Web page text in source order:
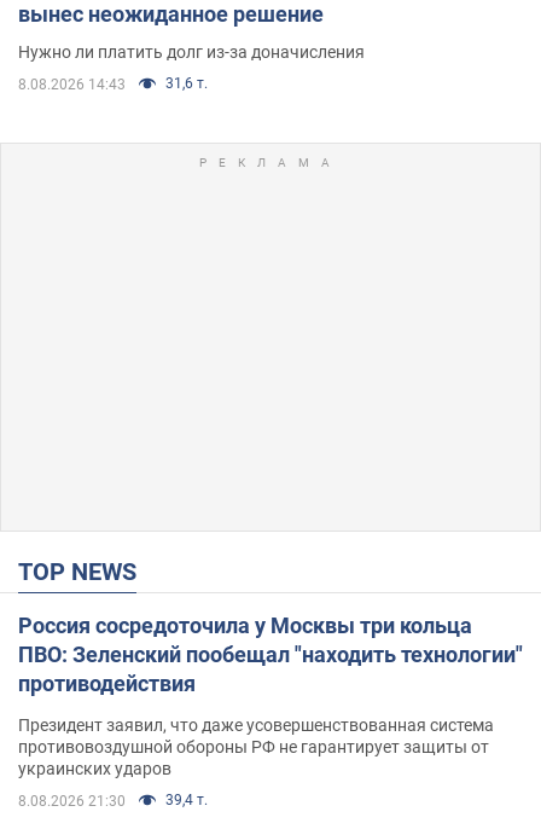
вынес неожиданное решение
Нужно ли платить долг из-за доначисления
8.08.2026 14:43 31,6 т.
TOP NEWS
Россия сосредоточила у Москвы три кольца
ПВО: Зеленский пообещал "находить технологии"
противодействия
Президент заявил, что даже усовершенствованная система
противовоздушной обороны РФ не гарантирует защиты от
украинских ударов
8.08.2026 21:30 39,4 т.